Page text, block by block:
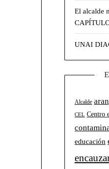
El alcalde
UNAI
Alcalde
CEL Centro
educación